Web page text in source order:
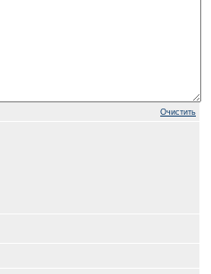
Очистить